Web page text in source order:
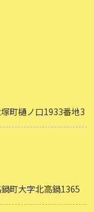
町樋ノ口1933番地3
町大字北高鍋1365